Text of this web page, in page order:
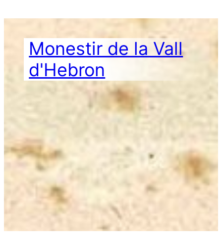
contingut
Monestir de la Vall
d'Hebron